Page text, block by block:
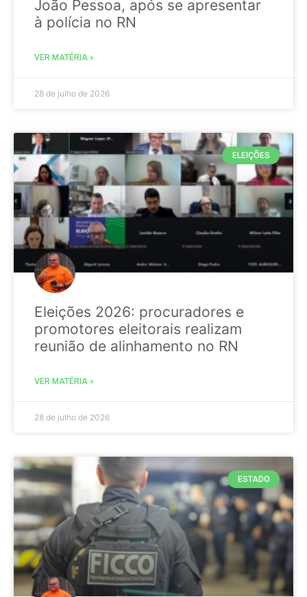
João Pessoa, após se apresentar
à polícia no RN
VER MATÉRIA »
28 de julho de 2026
ELEIÇÕES
Eleições 2026: procuradores e
promotores eleitorais realizam
reunião de alinhamento no RN
VER MATÉRIA »
28 de julho de 2026
ESTADO